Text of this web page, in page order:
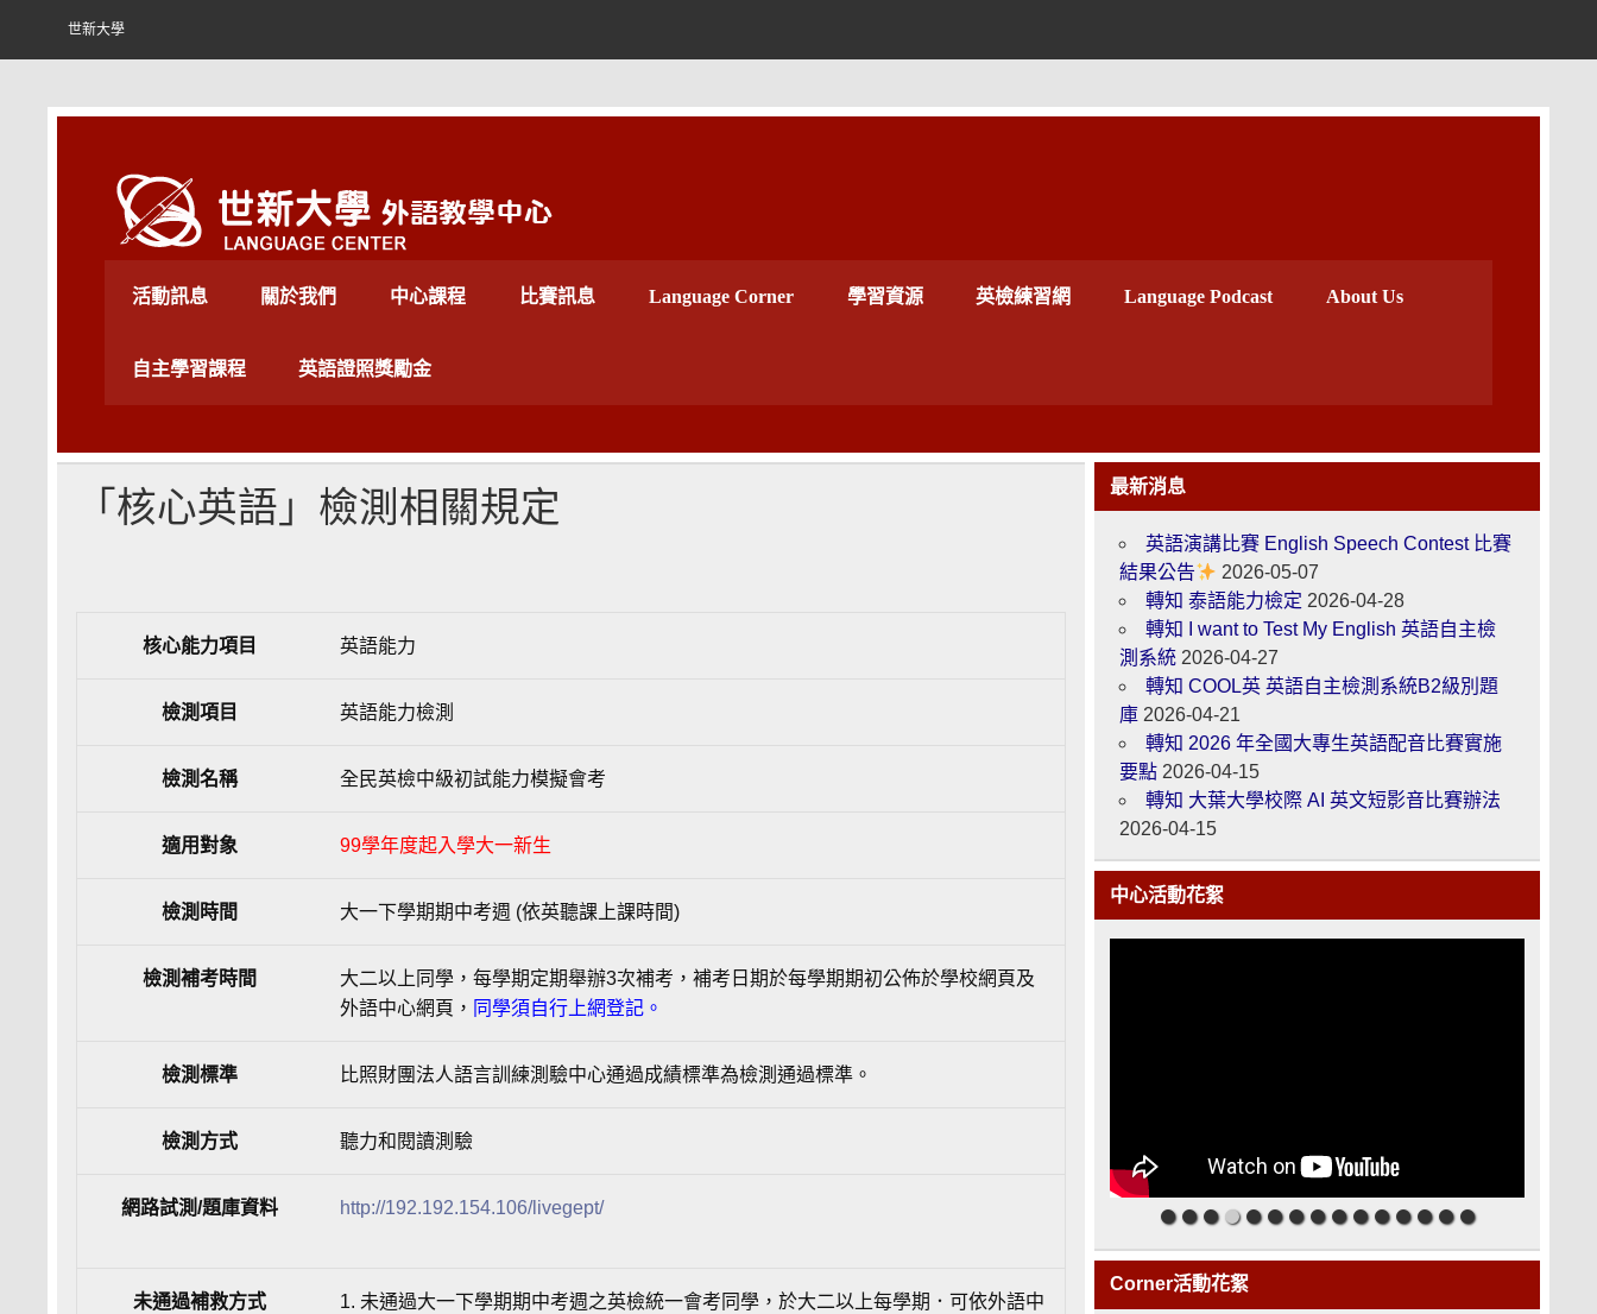
世新大學
活動訊息
關於我們 中心課程 比賽訊息 Language Corner 學習資源 英檢練習網 Language Podcast About Us
自主學習課程 英語證照獎勵金
「核心英語」檢測相關規定
核心能力項目 英語能力
檢測項目 英語能力檢測
檢測名稱 全民英檢中級初試能力模擬會考
適用對象 99學年度起入學大一新生
檢測時間 大一下學期期中考週 (依英聽課上課時間)
檢測補考時間
大二以上同學，每學期定期舉辦3次補考，補考日期於每學期期初公佈於學校網頁及
外語中心網頁， 同學須自行上網登記。
檢測標準 比照財團法人語言訓練測驗中心通過成績標準為檢測通過標準。
檢測方式 聽力和閱讀測驗
網路試測/題庫資料 http://192.192.154.106/livegept/
未通過補救方式
1. 未通過大一下學期期中考週之英檢統一會考同學，於大二以上每學期．可依外語中
最新消息
英語演講比賽 English Speech Contest 比賽
結果公告
2026-05-07
轉知 泰語能力檢定 2026-04-28
轉知 I want to Test My English 英語自主檢
測系統 2026-04-27
轉知 COOL英 英語自主檢測系統B2級別題
庫 2026-04-21
轉知 2026 年全國大專生英語配音比賽實施
要點 2026-04-15
轉知 大葉大學校際 AI 英文短影音比賽辦法
2026-04-15
中心活動花絮
Corner活動花絮